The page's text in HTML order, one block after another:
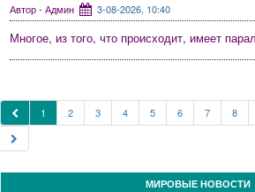
Автор - Админ 3-08-2026, 10:40
Многое, из того, что происходит, имеет
1 2 3 4 5 6 7 8
МИРОВЫЕ НОВОСТИ